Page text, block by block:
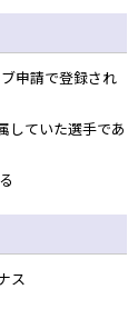
申請で登録され
していた選手であ
ス